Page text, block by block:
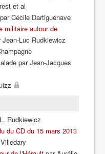
et al
par Cécile Dartiguenave
militaire autour de
Jean-Luc Rudkiewicz
par Jean-Jacques
Rudkiewicz
du CD du 15 mars 2013